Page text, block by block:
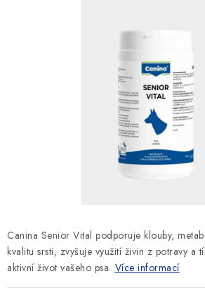
KRÁLÍCI/HLODAVCI/PTÁCI
Podmínky ochrany osobních údajů
Canina Senior Vital podporuje klouby,
kvalitu srsti, zvyšuje využití živin z potravy a
aktivní život vašeho psa. Více informací